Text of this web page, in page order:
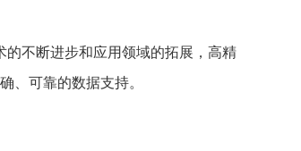
不断进步和应用领域的拓展，高精
、可靠的数据支持。